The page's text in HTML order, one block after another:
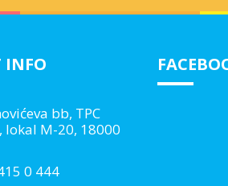
INFO
bb, TPC
lokal M-20, 18000
0 444